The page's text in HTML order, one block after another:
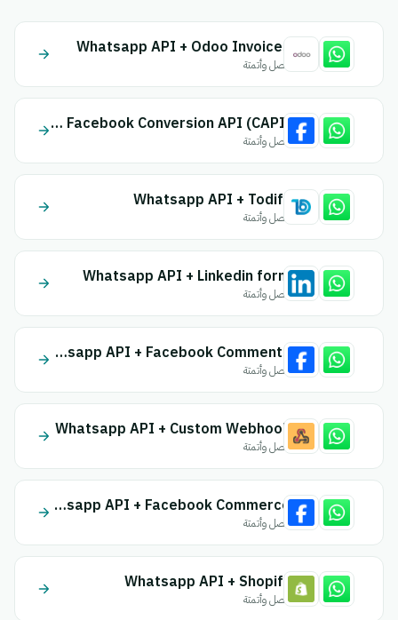
Whatsapp API + Odoo Invoices
اتصل وأتمتة
Whatsapp API + Facebook Conversion API (CAPI)
اتصل وأتمتة
Whatsapp API + Todify
اتصل وأتمتة
Whatsapp API + Linkedin form
اتصل وأتمتة
Whatsapp API + Facebook Comments
اتصل وأتمتة
Whatsapp API + Custom Webhook
اتصل وأتمتة
Whatsapp API + Facebook Commerce
اتصل وأتمتة
Whatsapp API + Shopify
اتصل وأتمتة